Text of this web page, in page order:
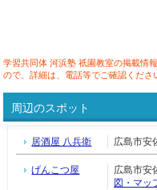
学習共同体 河浜塾 祇園教室の掲載情
ので、詳細は、電話等でご確認くださ
周辺のスポット
居酒屋 八兵衛 広島市安
げんこつ屋 広島市安
図・マッ